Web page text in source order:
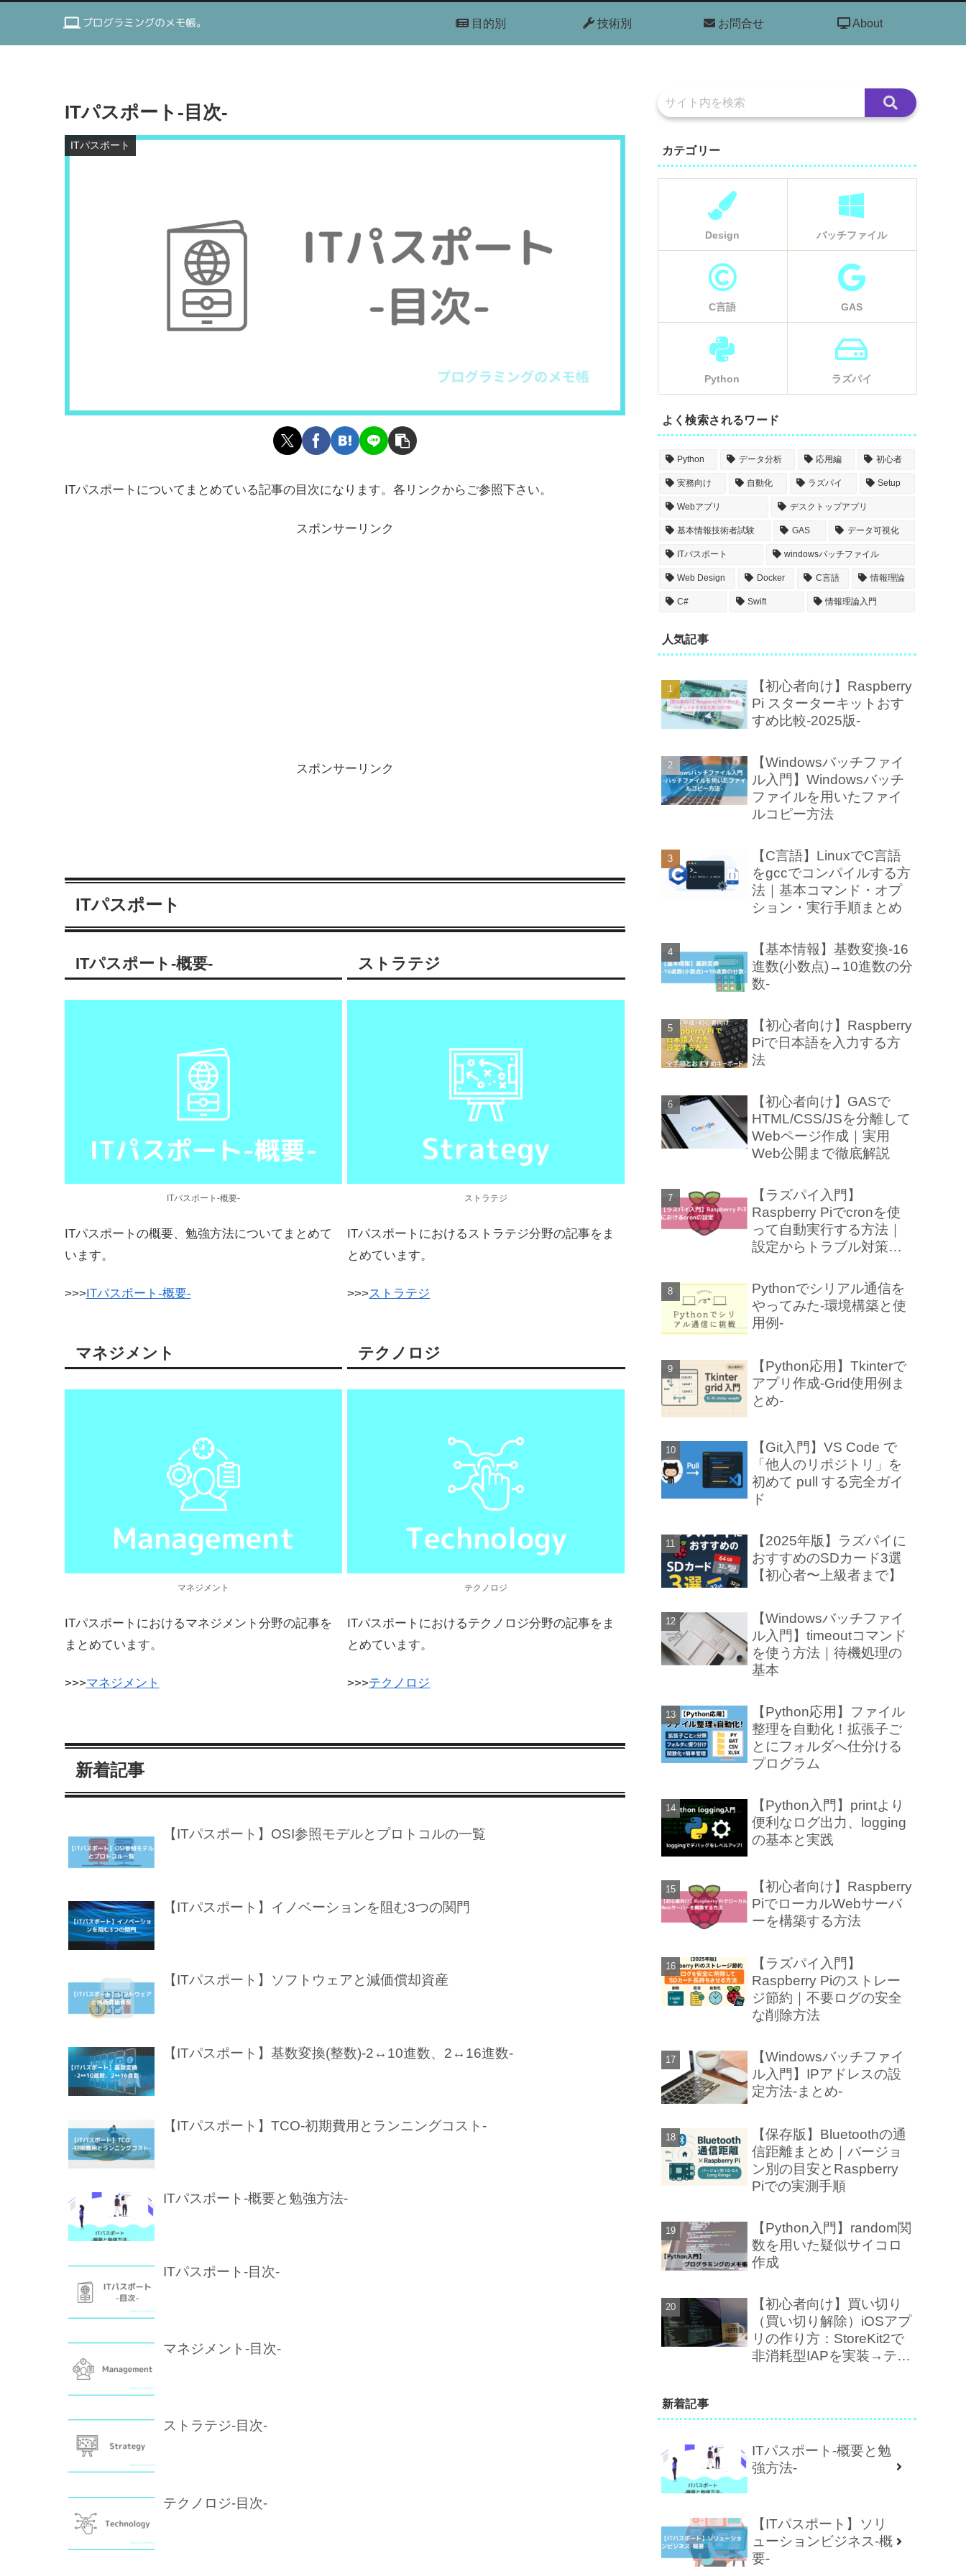
目的別 技術別 お問合せ About
ITパスポート-目次-
ITパスポート
ITパスポートについてまとめている記事の目次になります。各リンクからご参照下さい。
スポンサーリンク
スポンサーリンク
ITパスポート
ITパスポート-概要-
ITパスポート-概要-
ITパスポートの概要、勉強方法についてまとめて
います。
>>> ITパスポート-概要-
ストラテジ
ストラテジ
ITパスポートにおけるストラテジ分野の記事をま
とめています。
>>>ストラテジ
マネジメント
マネジメント
ITパスポートにおけるマネジメント分野の記事を
まとめています。
>>>マネジメント
テクノロジ
テクノロジ
ITパスポートにおけるテクノロジ分野の記事をま
とめています。
>>>テクノロジ
新着記事
【ITパスポート】OSI参照モデルとプロトコルの一覧
【ITパスポート】イノベーションを阻む3つの関門
【ITパスポート】ソフトウェアと減価償却資産
【ITパスポート】基数変換(整数)-2↔10進数、2↔16進数-
【ITパスポート】TCO-初期費用とランニングコスト-
ITパスポート-概要と勉強方法-
ITパスポート-目次-
マネジメント-目次-
ストラテジ-目次-
テクノロジ-目次-
カテゴリー
Design バッチファイル
C言語 GAS
Python ラズパイ
よく検索されるワード
Python データ分析 応用編 初心者
実務向け 自動化 ラズパイ Setup
Webアプリ デスクトップアプリ
基本情報技術者試験 GAS データ可視化
ITパスポート windowsバッチファイル
Web Design Docker C言語 情報理論
C# Swift 情報理論入門
人気記事
【初心者向け】Raspberry
Pi スターターキットおす
すめ比較-2025版-
【Windowsバッチファイ
ル入門】Windowsバッチ
ファイルを用いたファイ
ルコピー方法
【C言語】LinuxでC言語
をgccでコンパイルする方
法｜基本コマンド・オプ
ション・実行手順まとめ
【基本情報】基数変換-16
進数(小数点)→10進数の分
数-
【初心者向け】Raspberry
Piで日本語を入力する方
法
【初心者向け】GASで
HTML/CSS/JSを分離して
Webページ作成｜実用
Web公開まで徹底解説
【ラズパイ入門】
Raspberry Piでcronを使
って自動実行する方法｜
設定からトラブル対策ま
Pythonでシリアル通信を
やってみた-環境構築と使
用例-
【Python応用】Tkinterで
アプリ作成-Grid使用例ま
とめ-
【Git入門】VS Code で
「他人のリポジトリ」を
初めて pull する完全ガイ
ド
【2025年版】ラズパイに
おすすめのSDカード3選
【初心者〜上級者まで】
【Windowsバッチファイ
ル入門】timeoutコマンド
を使う方法｜待機処理の
基本
【Python応用】ファイル
整理を自動化！拡張子ご
とにフォルダへ仕分ける
プログラム
【Python入門】printより
便利なログ出力、logging
の基本と実践
【初心者向け】Raspberry
PiでローカルWebサーバ
ーを構築する方法
【ラズパイ入門】
Raspberry Piのストレー
ジ節約｜不要ログの安全
な削除方法
【Windowsバッチファイ
ル入門】IPアドレスの設
定方法-まとめ-
【保存版】Bluetoothの通
信距離まとめ｜バージョ
ン別の目安とRaspberry
Piでの実測手順
【Python入門】random関
数を用いた疑似サイコロ
作成
【初心者向け】買い切り
（買い切り解除）iOSアプ
リの作り方：StoreKit2で
非消耗型IAPを実装→テス
新着記事
ITパスポート-概要と勉
強方法-
【ITパスポート】ソリ
ューションビジネス-概
要-